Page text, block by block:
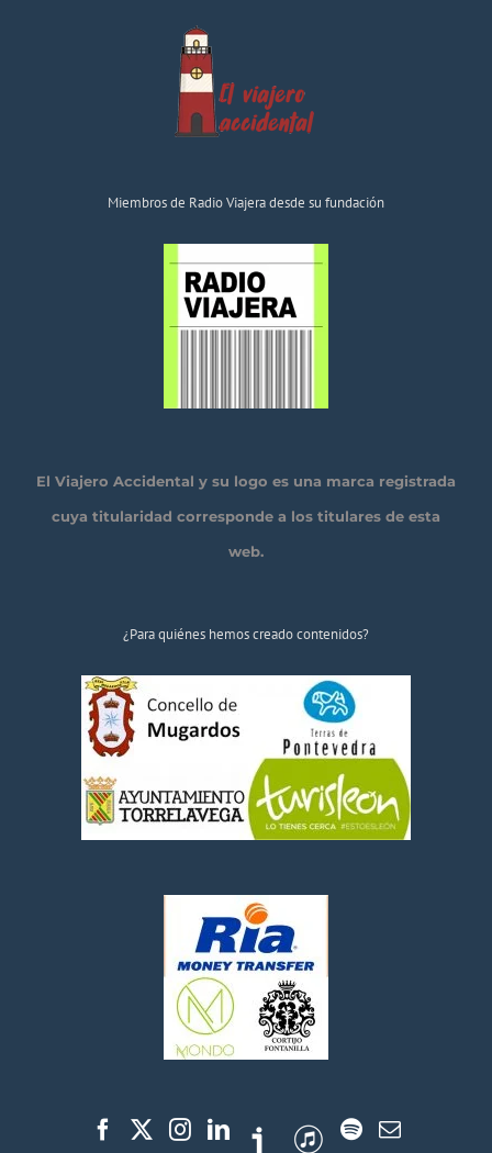
Miembros de Radio Viajera desde su fundación
El Viajero Accidental y su logo es una marca registrada
cuya titularidad corresponde a los titulares de esta
web.
¿Para quiénes hemos creado contenidos?